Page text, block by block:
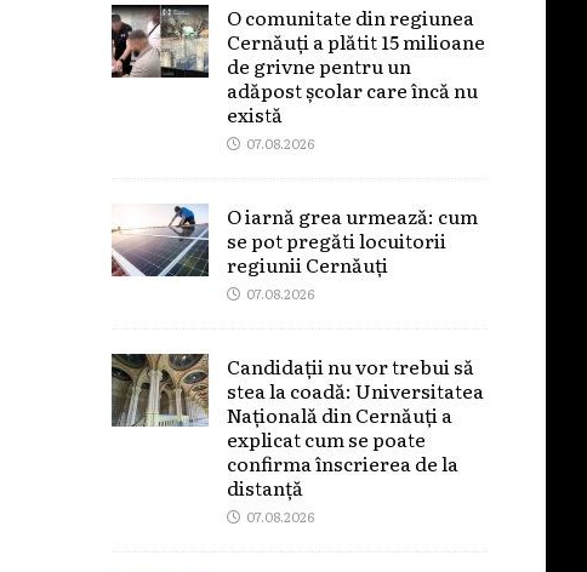
O comunitate din regiunea
Cernăuți a plătit 15 milioane
de grivne pentru un
adăpost școlar care încă nu
există
07.08.2026
O iarnă grea urmează: cum
se pot pregăti locuitorii
regiunii Cernăuți
07.08.2026
Candidații nu vor trebui să
stea la coadă: Universitatea
Națională din Cernăuți a
explicat cum se poate
confirma înscrierea de la
distanță
07.08.2026